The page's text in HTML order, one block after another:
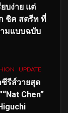
บง่าย แต่
ชิค สตรีท ที่
มแบบฉบับ
UPDATE
ซีรีส์วายสุด
Chen”